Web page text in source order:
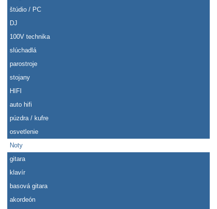
štúdio / PC
DJ
100V technika
slúchadlá
parostroje
stojany
HIFI
auto hifi
púzdra / kufre
osvetlenie
Noty
gitara
klavír
basová gitara
akordeón